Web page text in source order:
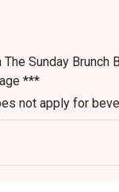
Sunday Brunch
***
not apply for
for adult only.